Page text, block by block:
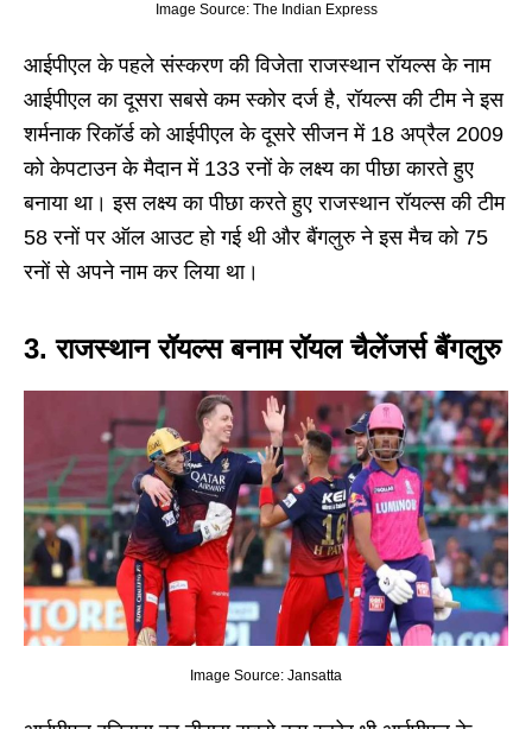
Image Source: The Indian Express
आईपीएल के पहले संस्करण की विजेता राजस्थान रॉयल्स के नाम
आईपीएल का दूसरा सबसे कम स्कोर दर्ज है, रॉयल्स की टीम ने इस
शर्मनाक रिकॉर्ड को आईपीएल के दूसरे सीजन में 18 अप्रैल 2009
को केपटाउन के मैदान में 133 रनों के लक्ष्य का पीछा कारते हुए
बनाया था। इस लक्ष्य का पीछा करते हुए राजस्थान रॉयल्स की टीम
58 रनों पर ऑल आउट हो गई थी और बैंगलुरु ने इस मैच को 75
रनों से अपने नाम कर लिया था।
3. राजस्थान रॉयल्स बनाम रॉयल चैलेंजर्स बैंगलुरु
Image Source: Jansatta